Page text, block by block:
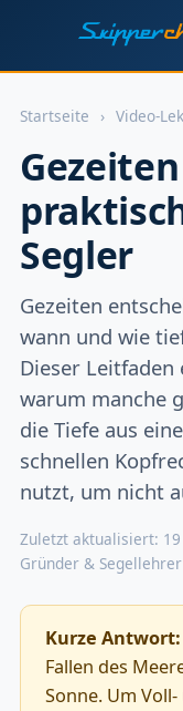
Startseite › Video-
Segler
Gezeiten
wann und wie
Dieser
warum manche
die Tiefe aus
schnellen
nutzt, um nicht
Zuletzt aktualisiert: 19
Gründer &
Kurze Antwort:
Fallen des
Sonne. Um